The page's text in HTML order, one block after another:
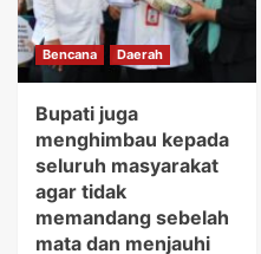
Bencana Daerah
Bupati juga
menghimbau kepada
seluruh masyarakat
agar tidak
memandang sebelah
mata dan menjauhi